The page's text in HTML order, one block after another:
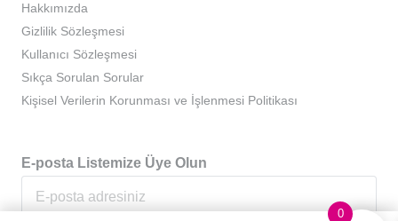
Hakkımızda
Gizlilik Sözleşmesi
Kullanıcı Sözleşmesi
Sıkça Sorulan Sorular
Kişisel Verilerin Korunması ve İşlenmesi Politikası
E-posta Listemize Üye Olun
0